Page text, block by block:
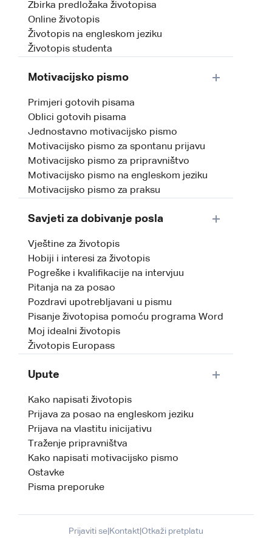
Zbirka predložaka životopisa
Online životopis
Životopis na engleskom jeziku
Životopis studenta
Motivacijsko pismo
Primjeri gotovih pisama
Oblici gotovih pisama
Jednostavno motivacijsko pismo
Motivacijsko pismo za spontanu prijavu
Motivacijsko pismo za pripravništvo
Motivacijsko pismo na engleskom jeziku
Motivacijsko pismo za praksu
Savjeti za dobivanje posla
Vještine za životopis
Hobiji i interesi za životopis
Pogreške i kvalifikacije na intervjuu
Pitanja na za posao
Pozdravi upotrebljavani u pismu
Pisanje životopisa pomoću programa Word
Moj idealni životopis
Životopis Europass
Upute
Kako napisati životopis
Prijava za posao na engleskom jeziku
Prijava na vlastitu inicijativu
Traženje pripravništva
Kako napisati motivacijsko pismo
Ostavke
Pisma preporuke
Prijaviti se Kontakt Otkaži pretplatu